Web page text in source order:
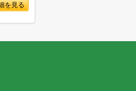
を見る